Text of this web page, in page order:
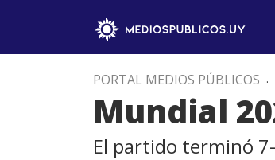
PORTAL MEDIOS PÚBLICOS .
Mundial
El partido terminó